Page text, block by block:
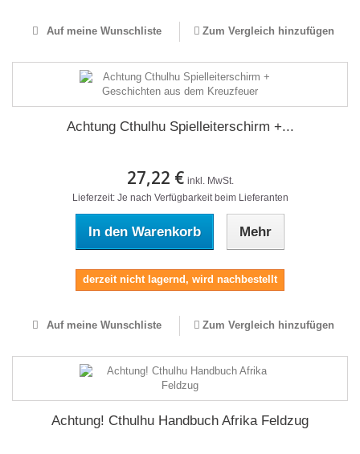
Auf meine Wunschliste Zum Vergleich hinzufügen
Achtung Cthulhu Spielleiterschirm +...
27,22 € inkl. MwSt.
Lieferzeit: Je nach Verfügbarkeit beim Lieferanten
In den Warenkorb Mehr
derzeit nicht lagernd, wird nachbestellt
Auf meine Wunschliste Zum Vergleich hinzufügen
Achtung! Cthulhu Handbuch Afrika Feldzug